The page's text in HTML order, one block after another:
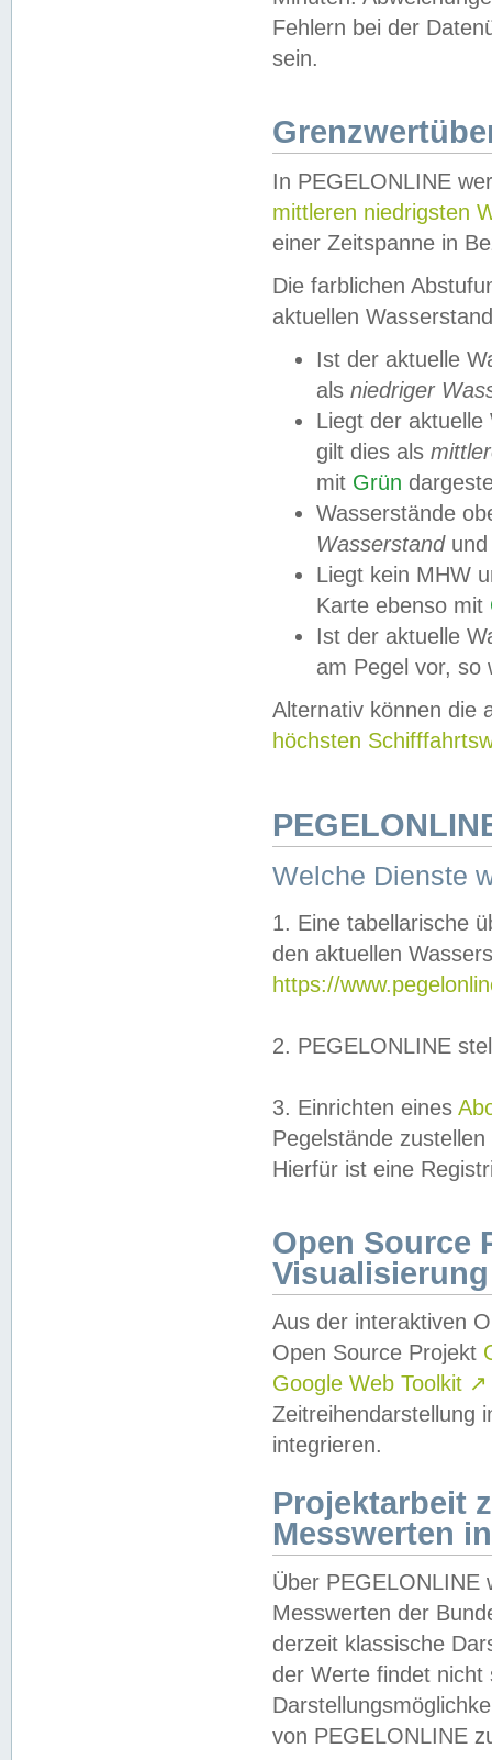
Fehlern bei der
sein.
In PEGELONLINE
mittleren niedrigsten
einer Zeitspanne in
Die farblichen
aktuellen
Ist der aktuelle
als niedriger
Liegt der
gilt dies als
mit Grün
Wasserstände
Wasserstandund
Liegt kein MHW
Karte ebenso mit
Ist der aktuelle
am Pegel vor,
Alternativ können die
höchsten
Welche Dienste
1. Eine tabellarische
den aktuellen
https://
2. PEGELONLINE
3. Einrichten eines
Pegelstände
Hierfür ist eine
Open Source
Visualisierung
Aus der interaktiven
Open Source Projekt
Google Web Toolkit ↗
Zeitreihendarstellung
integrieren.
Projektarbeit
Messwerten
Über PEGELONLINE
Messwerten der
derzeit klassische
der Werte findet
von PEGELONLINE